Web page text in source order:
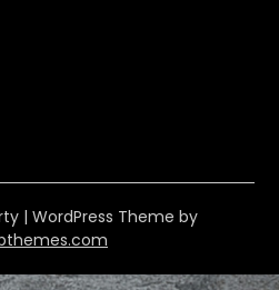
| WordPress Theme by